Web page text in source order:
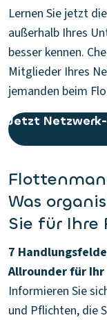
Lernen Sie jetzt
außerhalb Ihres
besser kennen.
Mitglieder Ihres
jemanden beim
Jetzt
Was
Sie für Ihre
7
Allrounder für
Informieren Sie
und Pflichten, die